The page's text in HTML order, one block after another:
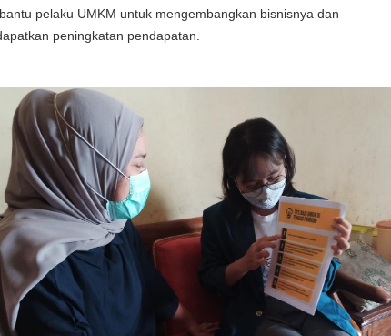
pelaku UMKM untuk mengembangkan bisnisnya dan
peningkatan pendapatan.